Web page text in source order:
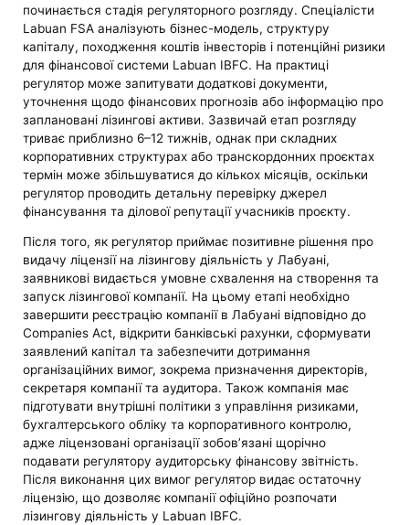
починається стадія регуляторного розгляду. Спеціалісти
Labuan FSA аналізують бізнес-модель, структуру
капіталу, походження коштів інвесторів і потенційні ризики
для фінансової системи Labuan IBFC. На практиці
регулятор може запитувати додаткові документи,
уточнення щодо фінансових прогнозів або інформацію про
заплановані лізингові активи. Зазвичай етап розгляду
триває приблизно 6–12 тижнів, однак при складних
корпоративних структурах або транскордонних проєктах
термін може збільшуватися до кількох місяців, оскільки
регулятор проводить детальну перевірку джерел
фінансування та ділової репутації учасників проєкту.
Після того, як регулятор приймає позитивне рішення про
видачу ліцензії на лізингову діяльність у Лабуані,
заявникові видається умовне схвалення на створення та
запуск лізингової компанії. На цьому етапі необхідно
завершити реєстрацію компанії в Лабуані відповідно до
Companies Act, відкрити банківські рахунки, сформувати
заявлений капітал та забезпечити дотримання
організаційних вимог, зокрема призначення директорів,
секретаря компанії та аудитора. Також компанія має
підготувати внутрішні політики з управління ризиками,
бухгалтерського обліку та корпоративного контролю,
адже ліцензовані організації зобов’язані щорічно
подавати регулятору аудиторську фінансову звітність.
Після виконання цих вимог регулятор видає остаточну
ліцензію, що дозволяє компанії офіційно розпочати
лізингову діяльність у Labuan IBFC.